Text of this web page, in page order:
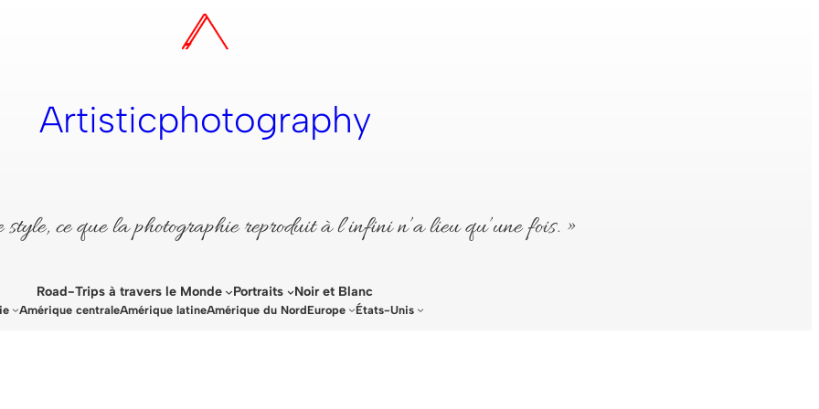
Artisticphotography
ce que la photographie reproduit à l’infini n’a lieu qu’une fois. »
Road-Trips à travers le Monde Portraits Noir et Blanc
Amérique centraleAmérique latineAmérique du NordEurope États-Unis